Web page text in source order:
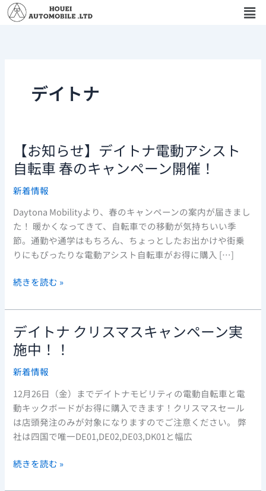
内
メ
ニ
デイトナ
【お知らせ】デイトナ電動アシスト
自転車 春のキャンペーン開催！
新着情報
Daytona Mobilityより、春のキャンペーンの案内が届きまし
た！ 暖かくなってきて、自転車での移動が気持ちいい季
節。通勤や通学はもちろん、ちょっとしたお出かけや街乗
りにもぴったりな電動アシスト自転車がお得に購入 […]
【お
知
ら
せ】
イ
ト
ナ
電
動
ア
ト
自
車
春
の
キ
ャ
ペ
続きを読む »
デイトナ クリスマスキャンペーン実
施中！！
新着情報
12月26日（金）までデイトナモビリティの電動自転車と電
動キックボードがお得に購入できます！クリスマスセール
は店頭発注のみが対象になりますのでご注意ください。 弊
社は四国で唯一DE01,DE02,DE03,DK01と幅広
デ
イ
ト
ナ
リ
ス
マ
ス
キ
ャ
続きを読む »